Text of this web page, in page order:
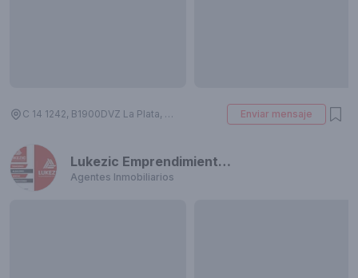
C 14 1242, B1900DVZ La Plata, Provincia de Buenos Aires, Argentina Enviar mensaje
Lukezic Emprendimientos Inmobiliarios
Agentes Inmobiliarios